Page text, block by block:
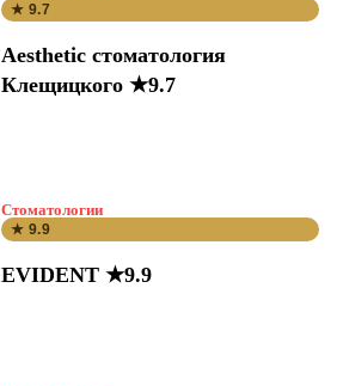
★ 9.7
Aesthetic стоматология
Клещицкого ★9.7
Стоматологии
★ 9.9
EVIDENT ★9.9